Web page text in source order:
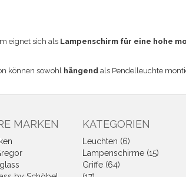
eignet sich als Lampenschirm für eine hohe
können sowohl hängend als Pendelleuchte
MARKEN KATEGORIEN
Leuchten (6)
Lampenschirme (15)
Griffe (64)